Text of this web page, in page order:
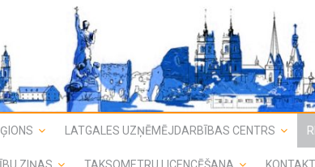
LATGALES UZŅĒMĒJDARBĪBAS CENTRS